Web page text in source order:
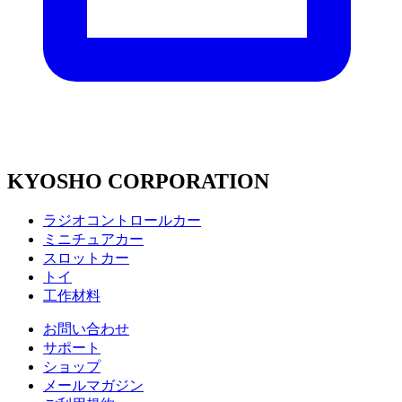
KYOSHO CORPORATION
ラジオコントロールカー
ミニチュアカー
スロットカー
トイ
工作材料
お問い合わせ
サポート
ショップ
メールマガジン